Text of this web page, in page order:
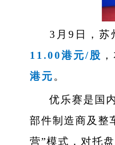
3月9日，苏
11.00港元/股
港元 。
优乐赛是国
部件制造商及整
营”模式，对托